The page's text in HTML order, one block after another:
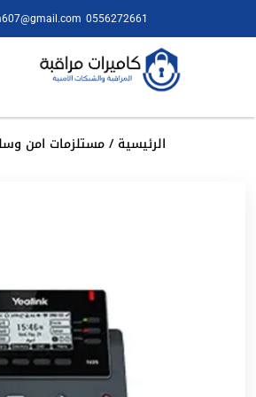
0556272661
الرئيسية/مستلزمات امن